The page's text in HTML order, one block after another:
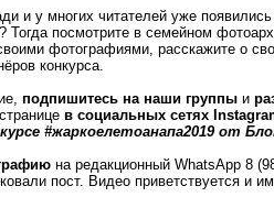
и у многих читателей уже
Тогда посмотрите в семейном
фотографиями, расскажите о
конкурса.
подпишитесь на наши группы и
в социальных сетях
#жаркоелетоанапа2019 от
на редакционный WhatsApp 8
пост. Видео приветствуется и